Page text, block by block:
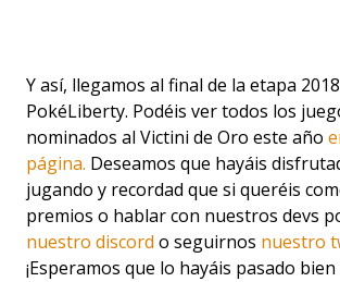
Y así, llegamos al final de la etapa
PokéLiberty. Podéis ver todos los
nominados al Victini de Oro este año
página. Deseamos que hayáis
jugando y recordad que si queréis
premios o hablar con nuestros devs
nuestro discord o seguirnos nuestro
¡Esperamos que lo hayáis pasado